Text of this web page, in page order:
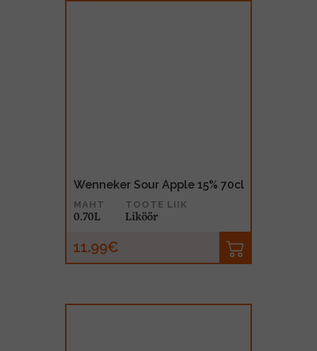
Wenneker Sour Apple 15% 70cl
MAHT
0.70L
TOOTE LIIK
Liköör
11.99€